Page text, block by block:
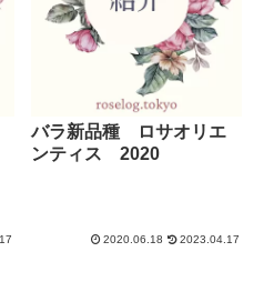
バラ新品種 ロサオリエ
ンティス 2020
2020.06.18 2023.04.17